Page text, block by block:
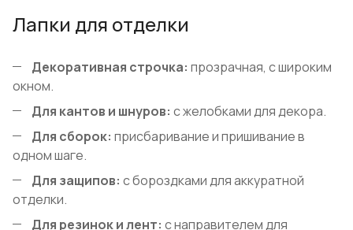
Лапки для отделки
Декоративная строчка: прозрачная, с широким
окном.
Для кантов и шнуров: с желобками для декора.
Для сборок: присбаривание и пришивание в
одном шаге.
Для защипов: с бороздками для аккуратной
отделки.
Для резинок и лент: с направителем для